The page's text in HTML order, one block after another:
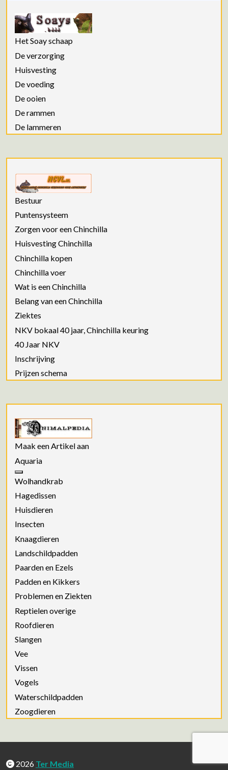
Het Soay schaap
De verzorging
Huisvesting
De voeding
De ooien
De rammen
De lammeren
Bestuur
Puntensysteem
Zorgen voor een Chinchilla
Huisvesting Chinchilla
Chinchilla kopen
Chinchilla voer
Wat is een Chinchilla
Belang van een Chinchilla
Ziektes
NKV bokaal 40 jaar, Chinchilla keuring
40 Jaar NKV
Inschrijving
Prijzen schema
Maak een Artikel aan
Aquaria
Wolhandkrab
Hagedissen
Huisdieren
Insecten
Knaagdieren
Landschildpadden
Paarden en Ezels
Padden en Kikkers
Problemen en Ziekten
Reptielen overige
Roofdieren
Slangen
Vee
Vissen
Vogels
Waterschildpadden
Zoogdieren
2026 Ter Media